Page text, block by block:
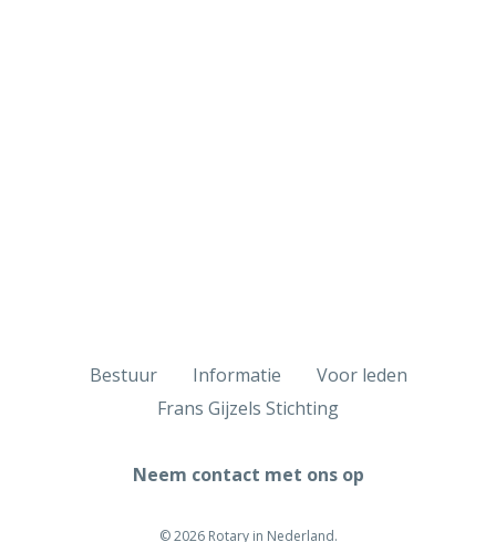
Bestuur Informatie
Voor leden
Frans Gijzels Stichting
Neem contact met ons op
© 2026 Rotary in Nederland.